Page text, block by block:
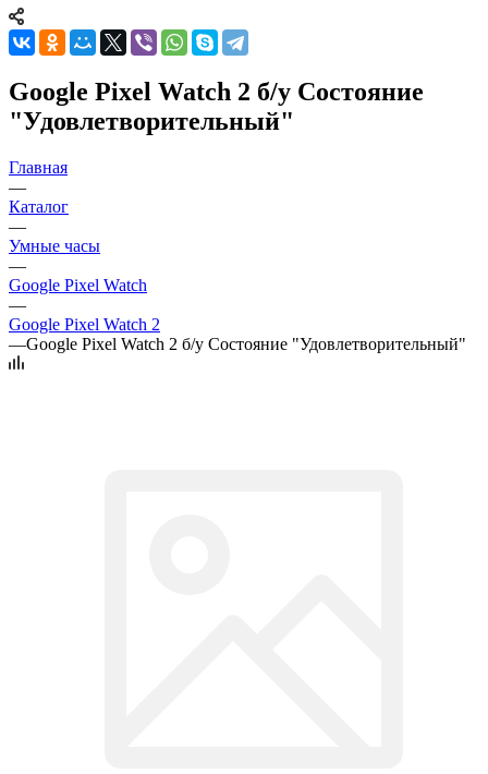
Google Pixel Watch 2 б/у Состояние
"Удовлетворительный"
Главная
—
Каталог
—
Умные часы
—
Google Pixel Watch
—
Google Pixel Watch 2
—Google Pixel Watch 2 б/у Состояние "Удовлетворительный"